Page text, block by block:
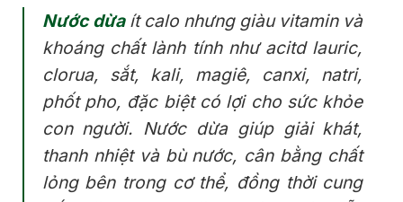
Nước dừaít calo nhưng giàu vitamin và
khoáng chất lành tính như acitd lauric,
clorua, sắt, kali, magiê, canxi, natri,
phốt pho, đặc biệt có lợi cho sức khỏe
con người. Nước dừa giúp giải khát,
thanh nhiệt và bù nước, cân bằng chất
lỏng bên trong cơ thể, đồng thời cung